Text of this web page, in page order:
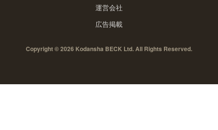
運営会社
広告掲載
Copyright © 2026 Kodansha BECK Ltd. All Rights Reserved.